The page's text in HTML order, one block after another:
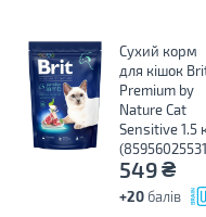
Сухий корм
для кішок
Premium by
Nature Cat
Sensitive 1.5
549₴
+20 балів